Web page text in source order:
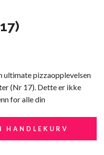
ultimate pizzaopplevelsen
(Nr 17). Dette er ikke
for alle din
HANDLEKURV